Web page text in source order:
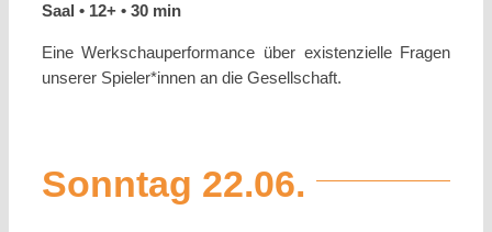
Saal • 12+ • 30 min
Eine Werkschauperformance über existenzielle Fragen
unserer Spieler*innen an die Gesellschaft.
Sonntag 22.06.